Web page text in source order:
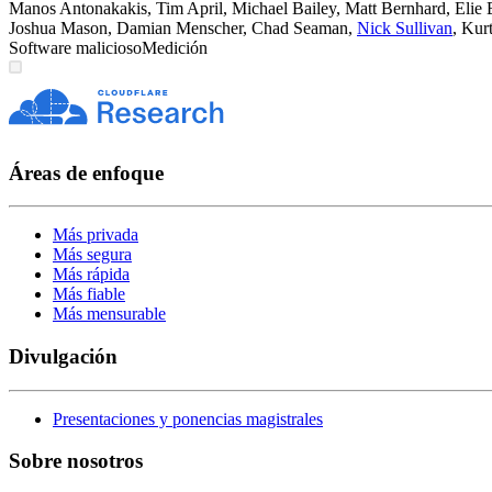
Manos Antonakakis, Tim April, Michael Bailey, Matt Bernhard, Elie
Joshua Mason, Damian Menscher, Chad Seaman, Nick Sullivan,
Software maliciosoMedición
Áreas de enfoque
Más privada
Más segura
Más rápida
Más fiable
Más mensurable
Divulgación
Presentaciones y ponencias magistrales
Sobre nosotros